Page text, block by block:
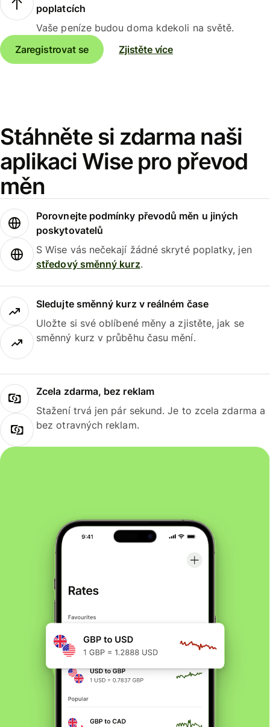
poplatcích
Vaše peníze budou doma kdekoli na světě.
Zaregistrovat se
Zjistěte více
Stáhněte si zdarma naši
aplikaci Wise pro převod
měn
Porovnejte podmínky převodů měn u jiných
poskytovatelů
S Wise vás nečekají žádné skryté poplatky, jen
středový směnný kurz.
Sledujte směnný kurz v reálném čase
Uložte si své oblíbené měny a zjistěte, jak se
směnný kurz v průběhu času mění.
Zcela zdarma, bez reklam
Stažení trvá jen pár sekund. Je to zcela zdarma a
bez otravných reklam.